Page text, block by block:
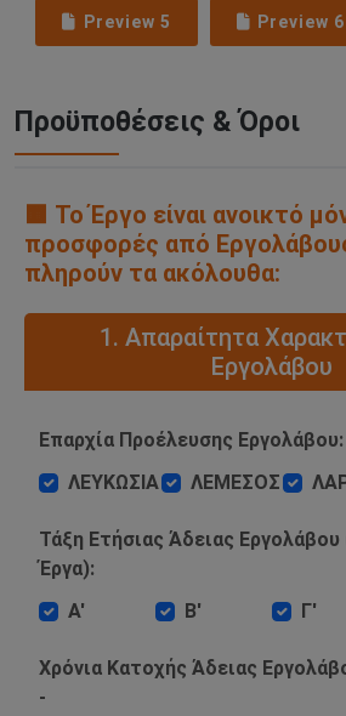
Preview 5 Preview 6
Προϋποθέσεις & Όροι
🟧 Το Έργο είναι ανοικτό
προσφορές από
πληρούν τα ακόλουθα:
1. Απαραίτητα
Εργολάβου
Επαρχία Προέλευσης Εργολάβου:
ΛΕΥΚΩΣΙΑ
ΛΕΜΕΣΟΣ
Τάξη Ετήσιας Άδειας
Έργα):
Α'
Β' Γ'
Χρόνια Κατοχής Άδειας
-